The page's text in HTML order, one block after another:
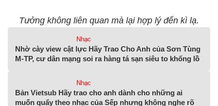
Tưởng không liên quan mà lại hợp lý đến kì lạ.
Nhạc
Nhờ cày view cật lực Hãy Trao Cho Anh của Sơn Tùng
M-TP, cư dân mạng soi ra hàng tá sạn siêu to khổng lồ
Nhạc
Bản Vietsub Hãy trao cho anh dành cho những ai
muốn quẩy theo nhạc của Sếp nhưng không nghe rõ